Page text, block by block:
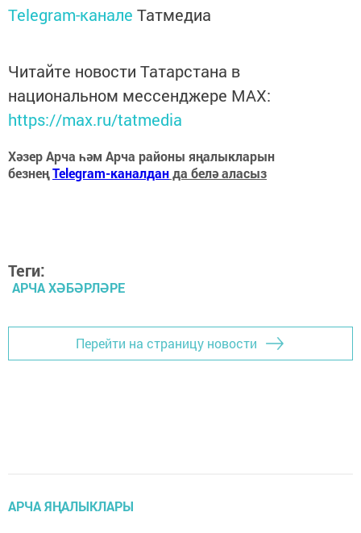
Telegram-канале Татмедиа
Читайте новости Татарстана в
национальном мессенджере MАХ:
https://max.ru/tatmedia
Хәзер Арча һәм Арча районы яңалыкларын
безнеңTelegram-каналданда белә аласыз
Теги:
АРЧА ХӘБӘРЛӘРЕ
Перейти на страницу новости
АРЧА ЯҢАЛЫКЛАРЫ